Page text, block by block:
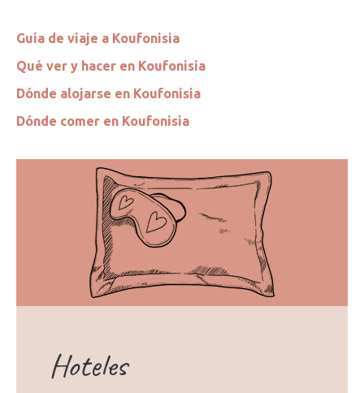
Guía de viaje a Koufonisia
Qué ver y hacer en Koufonisia
Dónde alojarse en Koufonisia
Dónde comer en Koufonisia
Hoteles